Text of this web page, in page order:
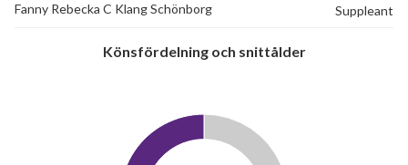
Fanny Rebecka C Klang Schönborg Suppleant
Könsfördelning och snittålder